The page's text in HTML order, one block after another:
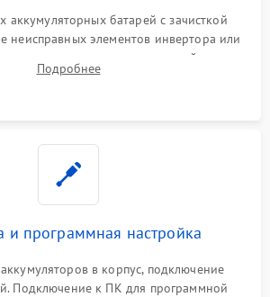
аккумуляторных батарей с зачисткой
неисправных элементов инвертора или
и монтаж новых радиодеталей.
поврежденных токоведущих дорожек и
Подробнее
и программная настройка
в корпус, подключение
Подключение к ПК для программной